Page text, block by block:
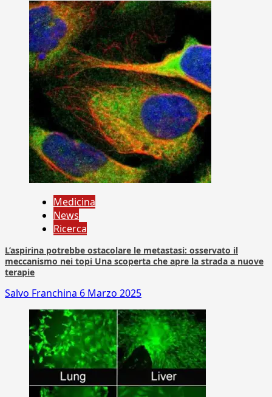
Medicina
News
Ricerca
L’aspirina potrebbe ostacolare le metastasi: osservato il
meccanismo nei topi Una scoperta che apre la strada a nuove
terapie
Salvo Franchina 6 Marzo 2025